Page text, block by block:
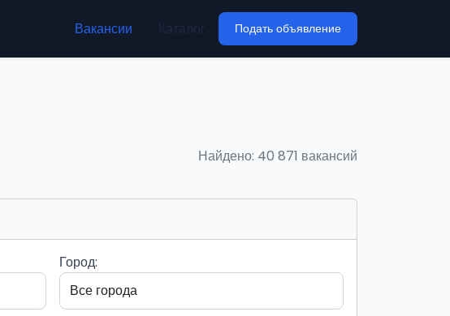
Вакансии Подать объявление
Найдено: 40 871 вакансий
Город: